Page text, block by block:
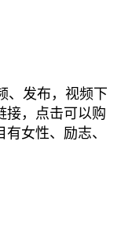
、发布，视频下
接，点击可以购
女性、励志、